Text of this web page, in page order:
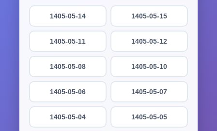
1405-05-15
1405-05-14
1405-05-12
1405-05-11
1405-05-10
1405-05-08
1405-05-07
1405-05-06
1405-05-05
1405-05-04